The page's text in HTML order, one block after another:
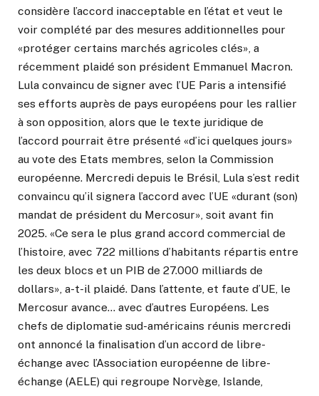
considère l’accord inacceptable en l’état et veut le
voir complété par des mesures additionnelles pour
«protéger certains marchés agricoles clés», a
récemment plaidé son président Emmanuel Macron.
Lula convaincu de signer avec l’UE Paris a intensifié
ses efforts auprès de pays européens pour les rallier
à son opposition, alors que le texte juridique de
l’accord pourrait être présenté «d’ici quelques jours»
au vote des Etats membres, selon la Commission
européenne. Mercredi depuis le Brésil, Lula s’est redit
convaincu qu’il signera l’accord avec l’UE «durant (son)
mandat de président du Mercosur», soit avant fin
2025. «Ce sera le plus grand accord commercial de
l’histoire, avec 722 millions d’habitants répartis entre
les deux blocs et un PIB de 27.000 milliards de
dollars», a-t-il plaidé. Dans l’attente, et faute d’UE, le
Mercosur avance… avec d’autres Européens. Les
chefs de diplomatie sud-américains réunis mercredi
ont annoncé la finalisation d’un accord de libre-
échange avec l’Association européenne de libre-
échange (AELE) qui regroupe Norvège, Islande,